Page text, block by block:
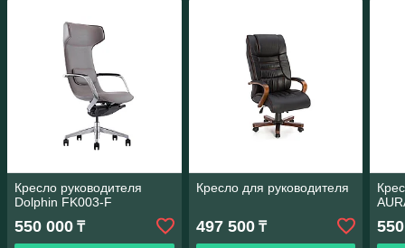
Кресло руководителя
Dolphin FK003-F
550 000 ₸
Кресло для руководителя
497 500₸